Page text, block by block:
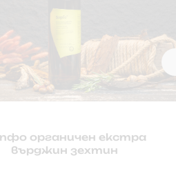
органичен екстра
върджин зехтин